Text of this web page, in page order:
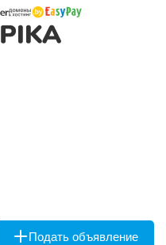
Подать объявление